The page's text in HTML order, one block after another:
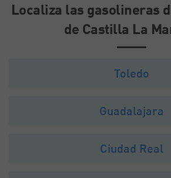
Localiza las gasolineras
de Castilla La
Toledo
Guadalajara
Ciudad Real